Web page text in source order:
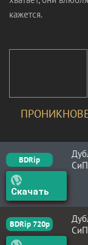
кажется.
BDRip
Скачать
BDRip 720p